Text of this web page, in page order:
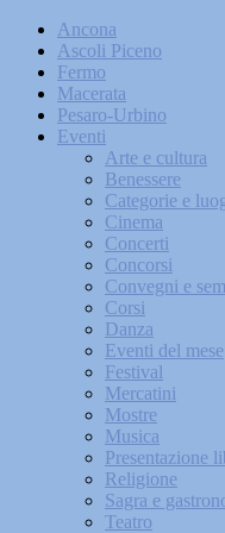
Ancona
Ascoli Piceno
Fermo
Macerata
Pesaro-Urbino
Eventi
Arte e cultura
Benessere
Categorie e
Cinema
Concerti
Concorsi
Convegni e
Corsi
Danza
Eventi del mese
Festival
Mercatini
Mostre
Musica
Presentazione
Religione
Sagra e
Teatro